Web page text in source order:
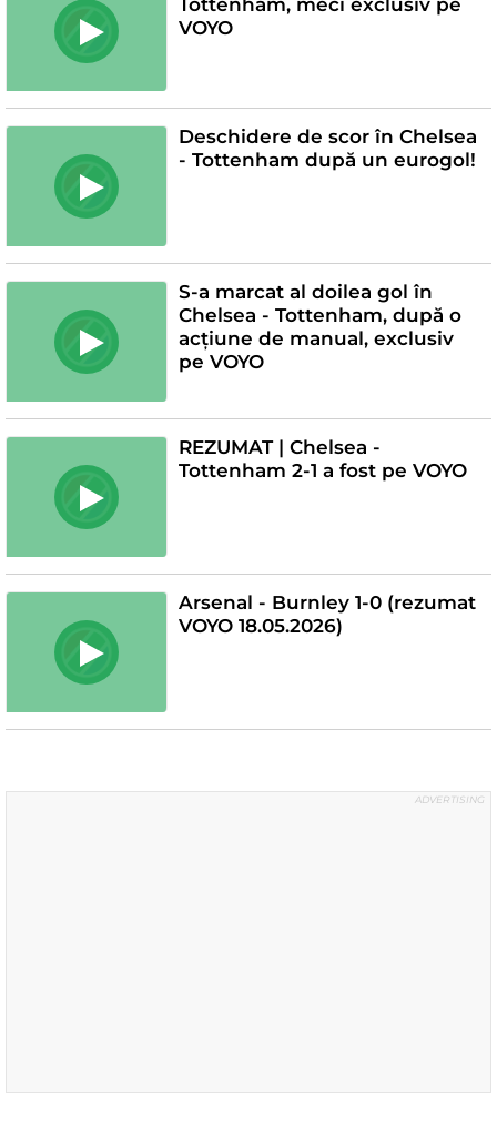
VOYO
Deschidere de scor în Chelsea
- Tottenham după un eurogol!
S-a marcat al doilea gol în
Chelsea - Tottenham, după o
acțiune de manual, exclusiv
pe VOYO
REZUMAT | Chelsea -
Tottenham 2-1 a fost pe VOYO
Arsenal - Burnley 1-0 (rezumat
VOYO 18.05.2026)